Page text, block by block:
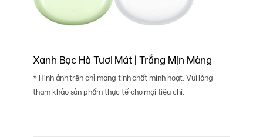
Xanh Bạc Hà Tươi Mát | Trắng Mịn Màng
* Hình ảnh trên chỉ mang tính chất minh hoạt. Vui lòng
tham khảo sản phẩm thực tế cho mọi tiêu chí.